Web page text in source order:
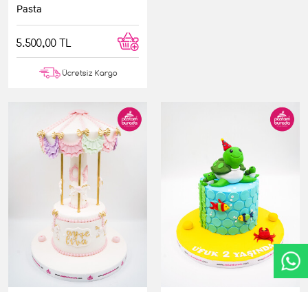
Pasta
5.500,00 TL
Ücretsiz Kargo